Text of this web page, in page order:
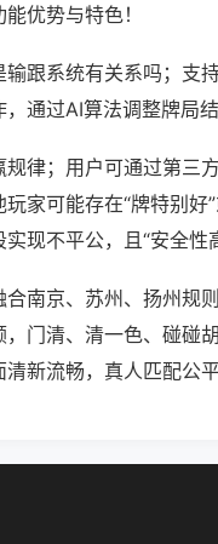
优势与特色！
输跟系统有关系吗；支
通过AI算法调整牌局结
律；用户可通过第三
家可能存在“牌特别
现不平公，且“安全性
合南京、苏州、扬州规
，门清、清一色、碰碰
新流畅，真人匹配公